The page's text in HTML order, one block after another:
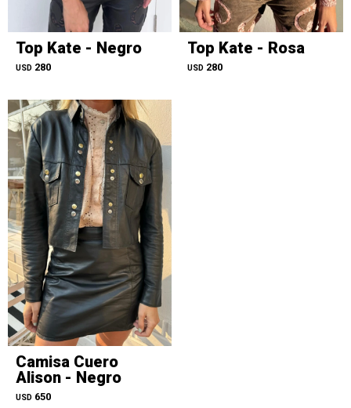
Top Kate - Negro
USD 280
Top Kate - Rosa
USD 280
Camisa Cuero
Alison - Negro
USD 650